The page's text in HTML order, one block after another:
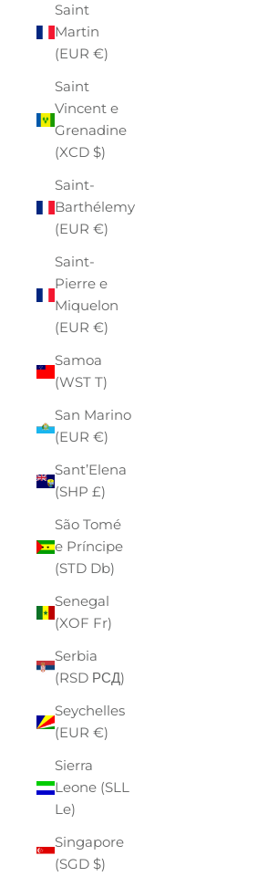
Saint
Martin
(EUR €)
Saint
Vincent e
Grenadine
(XCD $)
Saint-
Barthélemy
(EUR €)
Saint-
Pierre e
Miquelon
(EUR €)
Samoa
(WST T)
San Marino
(EUR €)
Sant’Elena
(SHP £)
São Tomé
e Príncipe
(STD Db)
Senegal
(XOF Fr)
Serbia
(RSD РСД)
Seychelles
(EUR €)
Sierra
Leone (SLL
Le)
Singapore
(SGD $)